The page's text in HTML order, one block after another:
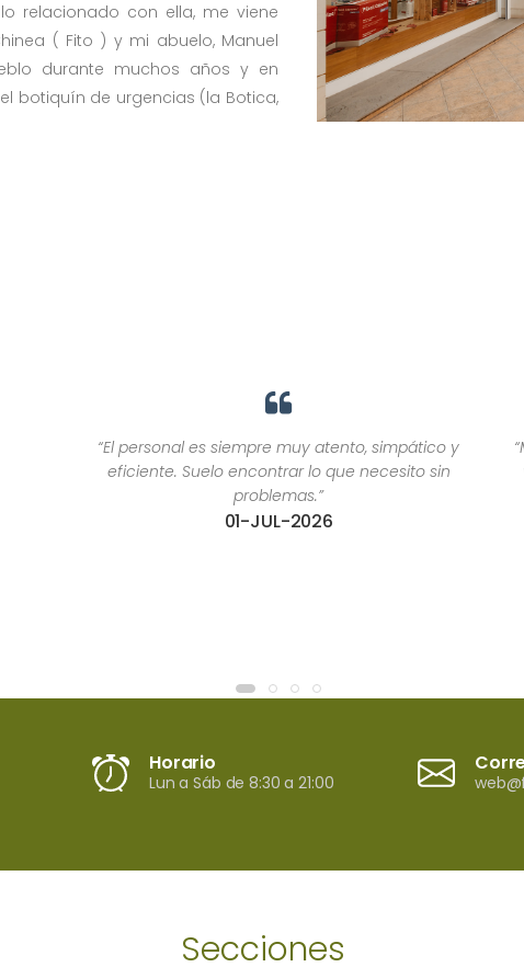
relacionado con ella, me viene
( Fito ) y mi abuelo, Manuel
durante muchos años y en
botiquín de urgencias (la Botica,
y
“Me gusta ir a vuestra farmacia ya que tiene una gran
variedad de productos y la atención es agradable y
respetuosa.”
02-MAR-2026
Horario
Lun a Sáb de 8:30 a 21:00
Secciones